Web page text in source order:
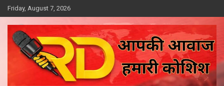
Skip
to
content
Friday, August 7, 2026